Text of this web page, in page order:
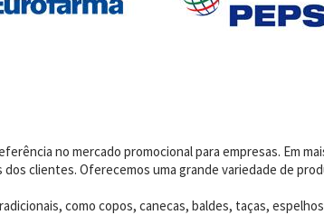
no mercado promocional para empresas. Em
clientes. Oferecemos uma grande variedade de
como copos, canecas, baldes, taças,